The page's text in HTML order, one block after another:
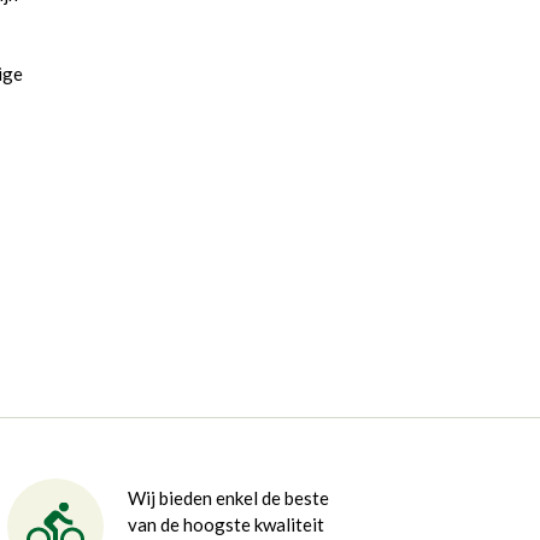
Wij bieden enkel de beste
van de hoogste kwaliteit